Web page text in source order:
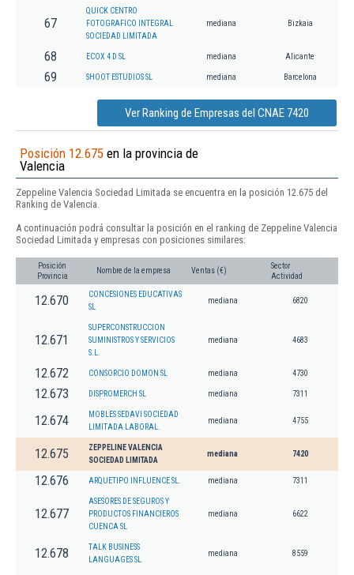
67
QUICK CENTRO
FOTOGRAFICO INTEGRAL
SOCIEDAD LIMITADA
mediana Bizkaia
68 ECOX 4 D SL mediana Alicante
69 SHOOT ESTUDIOS SL mediana Barcelona
Ver Ranking de Empresas del CNAE 7420
Posición 12.675 en la provincia de
Valencia
Zeppeline Valencia Sociedad Limitada se encuentra en la posición 12.675 del
Ranking de Valencia.
A continuación podrá consultar la posición en el ranking de Zeppeline Valencia
Sociedad Limitada y empresas con posiciones similares:
Posición
Provincia
Nombre de la empresa Ventas (€)
Sector
Actividad
12.670
CONCESIONES EDUCATIVAS
SL
mediana 6820
12.671
SUPERCONSTRUCCION
SUMINISTROS Y SERVICIOS
S.L.
mediana 4683
12.672 CONSORCIO DOMON SL mediana 4730
12.673 DISPROMERCH SL mediana 7311
12.674
MOBLES SEDAVI SOCIEDAD
LIMITADA LABORAL.
mediana 4755
12.675
ZEPPELINE VALENCIA
SOCIEDAD LIMITADA
mediana 7420
12.676 ARQUETIPO INFLUENCE SL. mediana 7311
12.677
ASESORES DE SEGUROS Y
PRODUCTOS FINANCIEROS
CUENCA SL
mediana 6622
12.678
TALK BUSINESS
LANGUAGES SL
mediana 8559